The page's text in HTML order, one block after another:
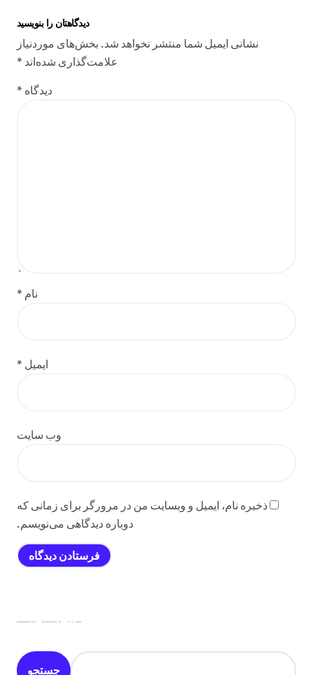
دیدگاهتان را بنویسید
نشانی ایمیل شما منتشر نخواهد شد. بخش‌های موردنیاز
علامت‌گذاری شده‌اند *
دیدگاه *
نام *
ایمیل *
وب‌ سایت
ذخیره نام، ایمیل و وبسایت من در مرورگر برای زمانی که
دوباره دیدگاهی می‌نویسم.
جستجو
جستجو